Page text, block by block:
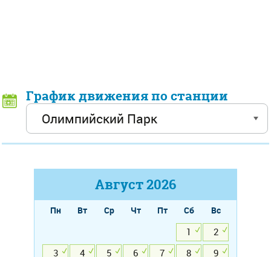
График движения по станции
Август2026
Пн Вт Ср Чт Пт Сб
Вс
1
2
3
4 5 6 7 8
9